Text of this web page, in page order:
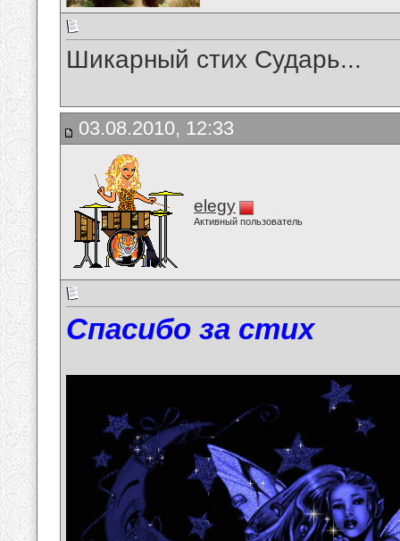
Шикарный стих Сударь...
03.08.2010, 12:33
elegy
Активный пользователь
Спасибо за стих